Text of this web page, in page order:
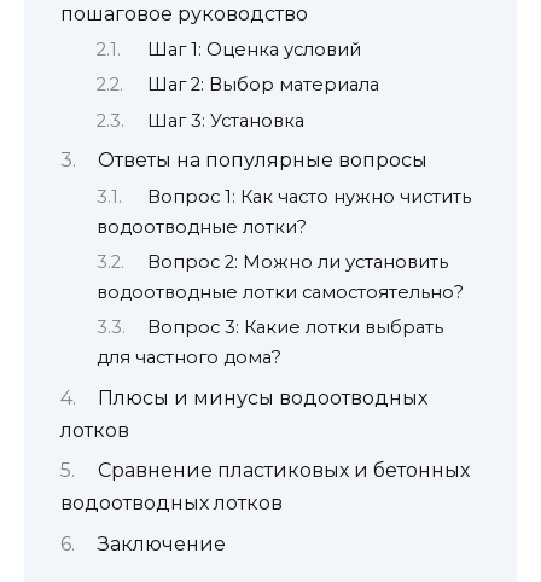
пошаговое руководство
Шаг 1: Оценка условий
Шаг 2: Выбор материала
Шаг 3: Установка
Ответы на популярные вопросы
Вопрос 1: Как часто нужно чистить
водоотводные лотки?
Вопрос 2: Можно ли установить
водоотводные лотки самостоятельно?
Вопрос 3: Какие лотки выбрать
для частного дома?
Плюсы и минусы водоотводных
лотков
Сравнение пластиковых и бетонных
водоотводных лотков
Заключение